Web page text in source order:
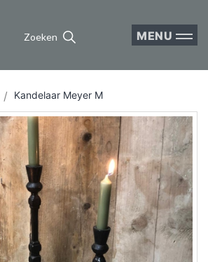
Zoeken MENU
Kandelaar Meyer M